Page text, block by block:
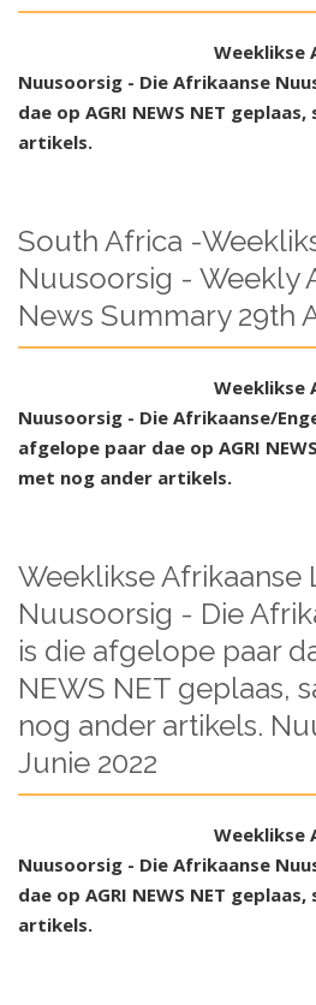
Weeklikse
Nuusoorsig - Die Afrikaanse
dae op AGRI NEWS NET
artikels.
South Africa -
Nuusoorsig - Weekly
News Summary 29th
Weeklikse
Nuusoorsig - Die Afrikaanse/
afgelope paar dae op AGRI
met nog ander artikels.
Weeklikse Afrikaanse
Nuusoorsig - Die
is die afgelope paar
NEWS NET geplaas,
nog ander artikels.
Junie 2022
Weeklikse
Nuusoorsig - Die Afrikaanse
dae op AGRI NEWS NET
artikels.